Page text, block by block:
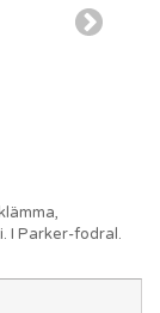
I Parker-fodral.